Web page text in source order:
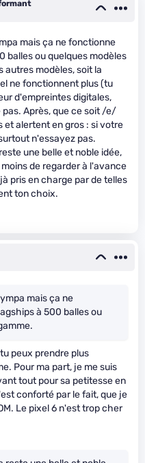
mais ça ne fonctionne
balles ou quelques modèles
autres modèles, soit la
ne fonctionnent plus (tu
d'empreintes digitales,
Après, que ce soit /e/
et alertent en gros : si votre
n'essayez pas.
une belle et noble idée,
de regarder à l'avance
pris en charge par de telles
ton choix.
mais ça ne
à 500 balles ou
peux prendre plus
Pour ma part, je me suis
tout pour sa petitesse en
conforté par le fait, que je
Le pixel 6 n'est trop cher